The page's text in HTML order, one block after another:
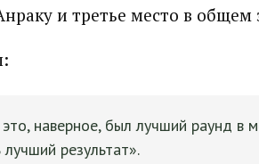
и третье место в общем
наверное, был лучший раунд в
результат».